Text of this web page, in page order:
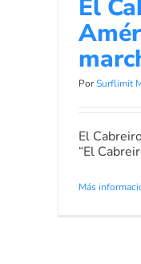
El
PorSurflimit
El
“El
Más